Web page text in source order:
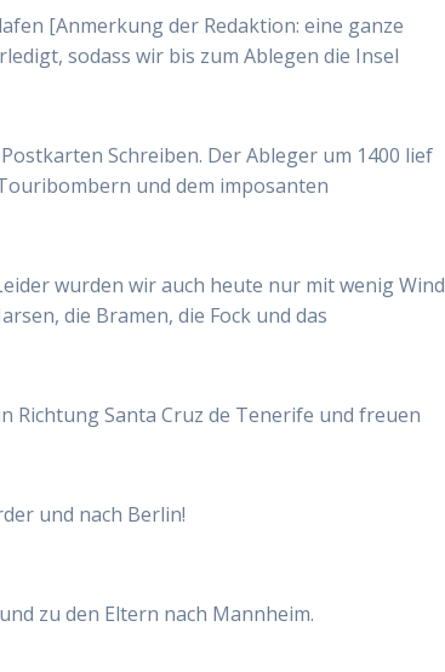
[Anmerkung der Redaktion: eine ganze
sodass wir bis zum Ablegen die Insel
Schreiben. Der Ableger um 1400 lief
und dem imposanten
wurden wir auch heute nur mit wenig Wind
die Bramen, die Fock und das
Richtung Santa Cruz de Tenerife und freuen
und nach Berlin!
zu den Eltern nach Mannheim.